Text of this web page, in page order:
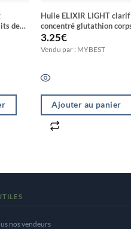
de
Huile ELIXIR LIGHT
concentré glutathion
visage activateur d’eclat
hydroquinone
3.25€
Vendu par : MYBEST
Ajouter au panier
nos vendeurs